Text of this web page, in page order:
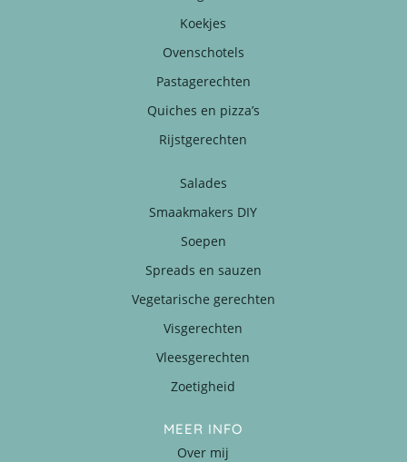
Koekjes
Ovenschotels
Pastagerechten
Quiches en pizza’s
Rijstgerechten
Salades
Smaakmakers DIY
Soepen
Spreads en sauzen
Vegetarische gerechten
Visgerechten
Vleesgerechten
Zoetigheid
MEER INFO
Over mij